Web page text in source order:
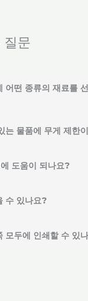
질문
어떤 종류의 재료를
는 물품에 무게 제한
도움이 되나요?
수 있나요?
모두에 인쇄할 수 있